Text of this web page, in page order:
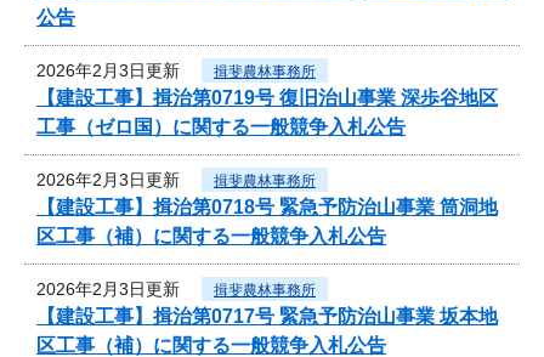
公告
2026年2月3日更新 揖斐農林事務所
【建設工事】揖治第0719号 復旧治山事業 深歩谷地区
工事（ゼロ国）に関する一般競争入札公告
2026年2月3日更新 揖斐農林事務所
【建設工事】揖治第0718号 緊急予防治山事業 筒洞地
区工事（補）に関する一般競争入札公告
2026年2月3日更新 揖斐農林事務所
【建設工事】揖治第0717号 緊急予防治山事業 坂本地
区工事（補）に関する一般競争入札公告